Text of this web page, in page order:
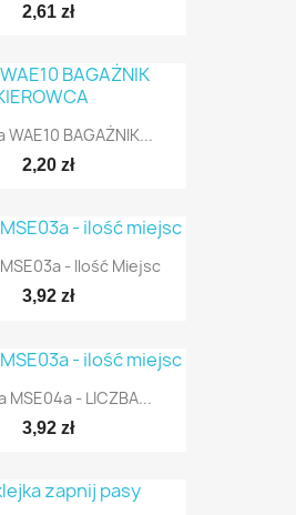
2,61 zł
WAE10 BAGAŻNIK...
2,20 zł
- Ilość Miejsc
3,92 zł
MSE04a - LICZBA...
3,92 zł